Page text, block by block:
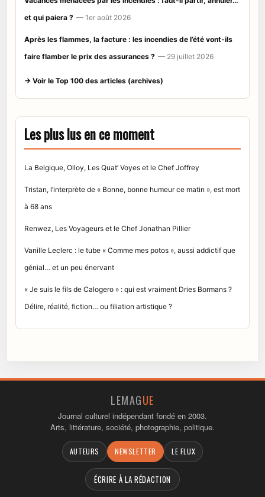
et qui paiera ? — 1er août 2026
Après les flammes, la facture : les incendies de l’été vont-ils
faire flamber le prix des assurances ? — 29 juillet 2026
→ Voir le Top 100 des articles (archives)
Les plus lus en ce moment
La Belgique, Olloy, Les Quat’ Voyes et le Chef Joffrey
Tristan, l’interprète de « Bonne, bonne humeur ce matin », est mort
à 68 ans
Renwez, Les Voyageurs et le Chef Jonathan Pillier
Vanille Leclerc : le tube « Comme mes potos », aussi addictif que
génial… et un peu énervant
« Je suis le fils de Calogero » : qui est vraiment Dries Bormans ?
Délire, réalité, fiction… ou filiation artistique ?
LEMAGUE
Journal culturel indépendant fondé en 2003.
Arts, littérature, société, photographie, politique.
AUTEURS NEWSLETTER LE FLUX
ÉCRIRE À LA RÉDACTION